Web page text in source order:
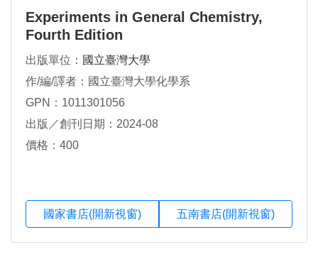
Experiments in General Chemistry,
Fourth Edition
出版單位： 國立臺灣大學
作/編/譯者：國立臺灣大學化學系
GPN：1011301056
出版／創刊日期：2024-08
價格：400
國家書店(開新視窗) 五南書店(開新視窗)